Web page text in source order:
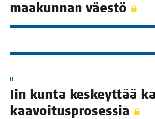
maa­kun­nan väestö
II
Iin kun­ta kes­keyt­tää
kaavoitusprosessia